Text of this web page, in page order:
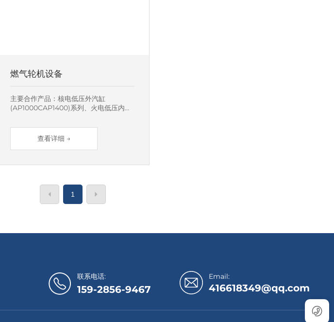
燃气轮机设备
主要合作产品：核电低压外汽缸
(AP1000CAP1400)系列、火电低压内外
品、隔板及内外环、集气室、低压内缸、
低压外缸等火电/燃机类部套的生产制
造、装配，年产量约5000吨。
查看详细 →
1
联系电话:
159-2856-9467
Email:
416618349@qq.com